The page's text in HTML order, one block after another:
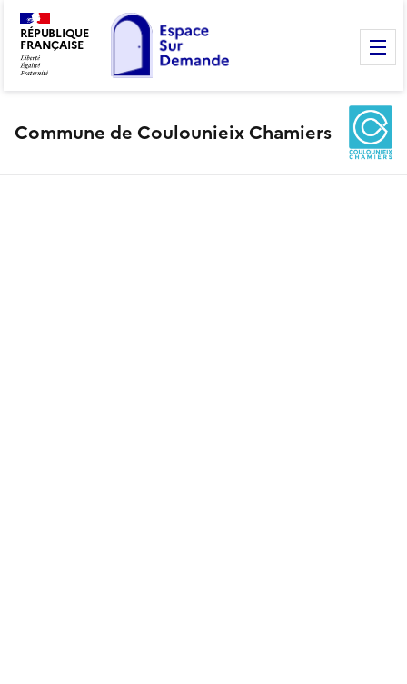
RÉPUBLIQUE
FRANÇAISE
Commune de Coulounieix Chamiers